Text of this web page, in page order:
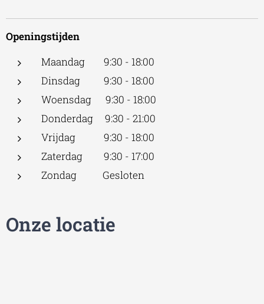
Openingstijden
Maandag 9:30 - 18:00
Dinsdag 9:30 - 18:00
Woensdag 9:30 - 18:00
Donderdag 9:30 - 21:00
Vrijdag 9:30 - 18:00
Zaterdag 9:30 - 17:00
Zondag Gesloten
Onze locatie